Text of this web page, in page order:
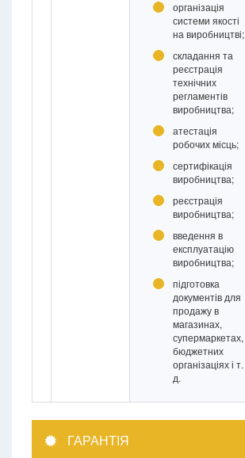
організація
системи якості
на виробництві;
складання та
реєстрація
технічних
регламентів
виробництва;
атестація
робочих місць;
сертифікація
виробництва;
реєстрація
виробництва;
введення в
експлуатацію
виробництва;
підготовка
документів для
продажу в
магазинах,
супермаркетах,
бюджетних
організаціях і т.
д.
ГАРАНТІЯ